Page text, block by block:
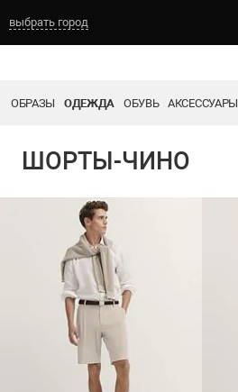
выбрать город
ОБРАЗЫ ОДЕЖДА ОБУВЬ АКСЕССУАРЫ
ШОРТЫ-ЧИНО